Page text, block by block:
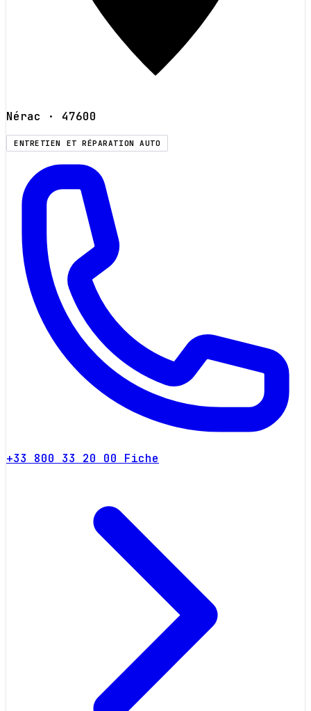
Nérac · 47600
ENTRETIEN ET RÉPARATION AUTO
+33 800 33 20 00 Fiche